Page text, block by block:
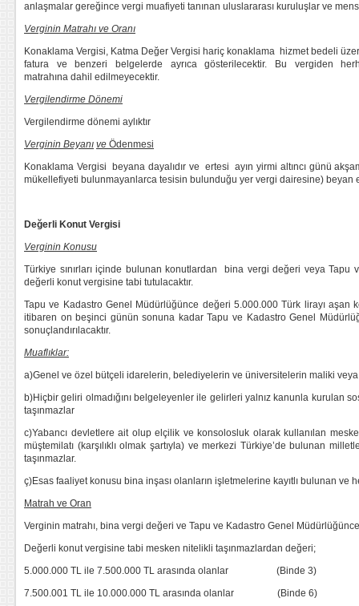
anlaşmalar gereğince vergi muafiyeti tanınan uluslararası kuruluşlar ve
Verginin Matrahı ve Oranı
Konaklama Vergisi, Katma Değer Vergisi hariç konaklama hizmet bedeli
fatura ve benzeri belgelerde ayrıca gösterilecektir. Bu vergiden
matrahına dahil edilmeyecektir.
Vergilendirme Dönemi
Vergilendirme dönemi aylıktır
Verginin Beyanı ve Ödenmesi
Konaklama Vergisi beyana dayalıdır ve ertesi ayın yirmi altıncı günü
mükellefiyeti bulunmayanlarca tesisin bulunduğu yer vergi dairesine)
Değerli Konut Vergisi
Verginin Konusu
Türkiye sınırları içinde bulunan konutlardan bina vergi değeri veya
değerli konut vergisine tabi tutulacaktır.
Tapu ve Kadastro Genel Müdürlüğünce değeri 5.000.000 Türk lirayı
itibaren on beşinci günün sonuna kadar Tapu ve Kadastro Genel
sonuçlandırılacaktır.
Muaflıklar:
a)Genel ve özel bütçeli idarelerin, belediyelerin ve üniversitelerin maliki
b)Hiçbir geliri olmadığını belgeleyenler ile gelirleri yalnız kanunla kurulan
taşınmazlar
c)Yabancı devletlere ait olup elçilik ve konsolosluk olarak kullanılan
müştemilatı (karşılıklı olmak şartıyla) ve merkezi Türkiye’de bulunan
taşınmazlar.
ç)Esas faaliyet konusu bina inşası olanların işletmelerine kayıtlı bulunan
Matrah ve Oran
Verginin matrahı, bina vergi değeri ve Tapu ve Kadastro Genel
Değerli konut vergisine tabi mesken nitelikli taşınmazlardan değeri;
5.000.000 TL ile 7.500.000 TL arasında olanlar (Binde 3)
7.500.001 TL ile 10.000.000 TL arasında olanlar (Binde 6)